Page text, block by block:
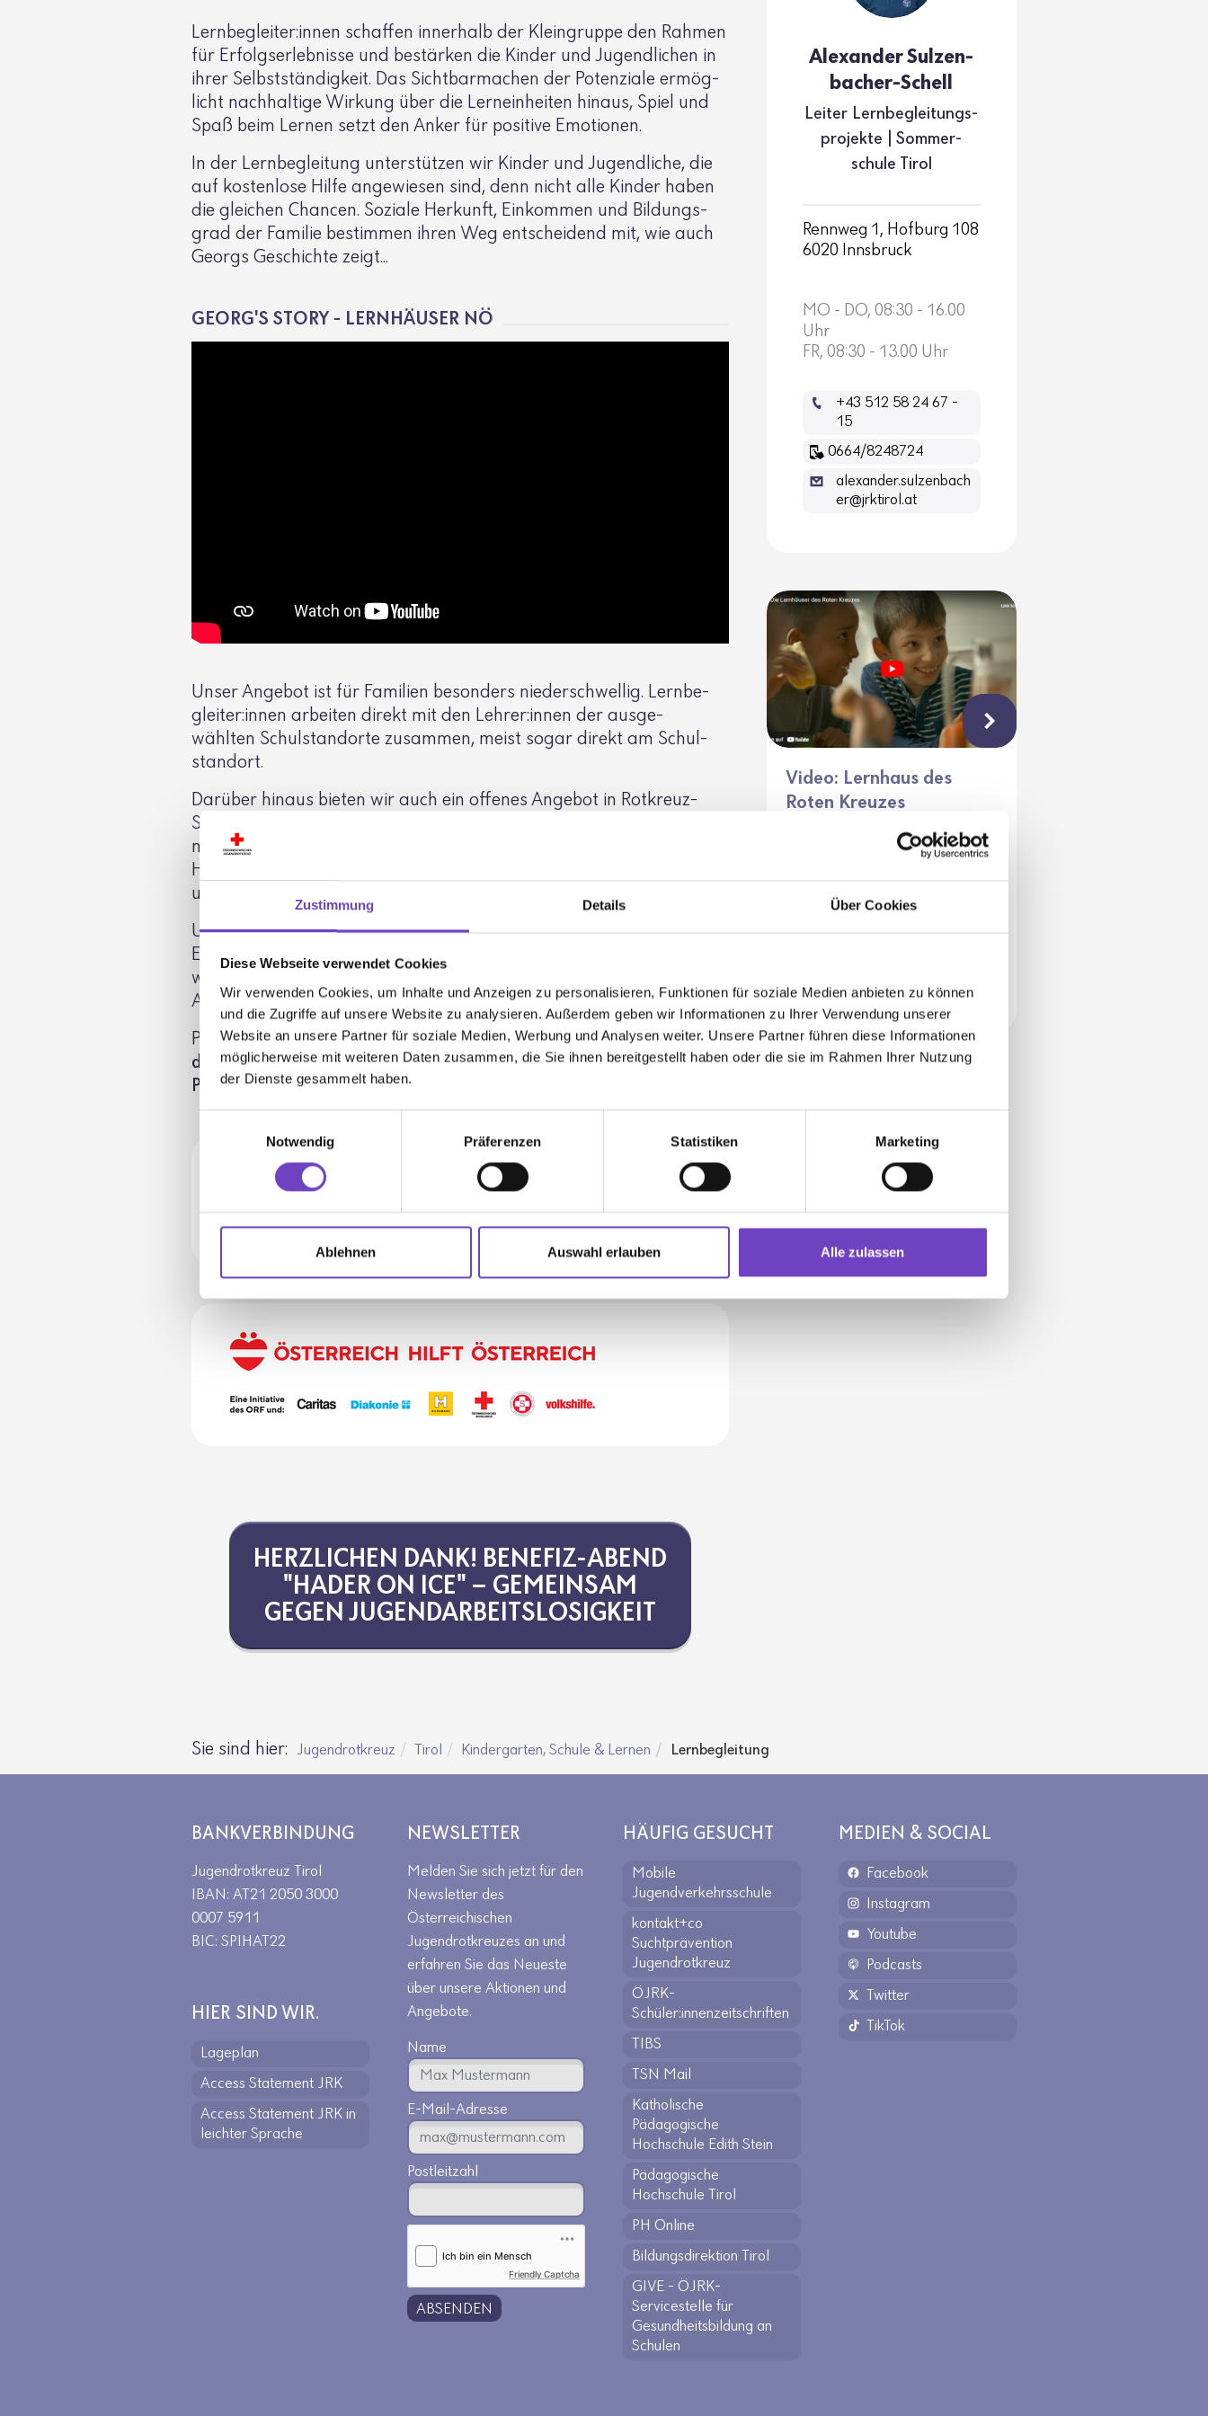
Zustimmung Details Über Cookies
Diese Webseite verwendet Cookies
Wir verwenden Cookies, um Inhalte und Anzeigen zu personalisieren, Funktionen für soziale Medien anbieten zu können
und die Zugriffe auf unsere Website zu analysieren. Außerdem geben wir Informationen zu Ihrer Verwendung unserer
Website an unsere Partner für soziale Medien, Werbung und Analysen weiter. Unsere Partner führen diese Informationen
möglicherweise mit weiteren Daten zusammen, die Sie ihnen bereitgestellt haben oder die sie im Rahmen Ihrer Nutzung
der Dienste gesammelt haben.
Notwendig
Präferenzen Statistiken Marketing
Ablehnen Auswahl erlauben Alle zulassen
Lern­be­gleiter:innen schaffen inner­halb der Klein­gruppe den Rahmen
für Erfolgs­er­leb­nisse und bestärken die Kinder und Jugend­li­chen in
ihrer Selbst­stän­dig­keit. Das Sicht­bar­ma­chen der Poten­ziale ermög­
licht nach­hal­tige Wirkung über die Lern­ein­heiten hinaus, Spiel und
Spaß beim Lernen setzt den Anker für posi­tive Emotionen.
In der Lern­be­glei­tung unter­stützen wir Kinder und Jugend­liche, die
auf kosten­lose Hilfe ange­wiesen sind, denn nicht alle Kinder haben
die glei­chen Chancen. Soziale Herkunft, Einkommen und Bildungs­
grad der Familie bestimmen ihren Weg entschei­dend mit, wie auch
Georgs Geschichte zeigt...
GEORG'S STORY - LERNHÄUSER NÖ
Unser Angebot ist für Fami­lien beson­ders nieder­schwellig. Lern­be­
gleiter:innen arbeiten direkt mit den Lehrer:innen der ausge­
wählten Schul­stand­orte zusammen, meist sogar direkt am Schul­
standort.
Darüber hinaus bieten wir auch ein offenes Angebot in Rotkreuz-
Stellen, Jugend­zen­tren und Rot-Kreuz-Lern­häu­sern. Zusätz­lich
nutzen wir die Möglich­keit der Online-Lern­be­glei­tung – eine aus den
Heraus­for­de­rungen der letzten Jahre entstan­dene Entwick­lung, die
uns neue wirk­same Wege aufge­zeigt hat.
Um den Bildungsweg nach­haltig zu gestalten, beraten wir auch
Eltern und nahe Bezugs­per­sonen in Lern- und Bildungs­fragen –
wo es die Ressourcen zulassen, unter­stützen wir in psycho­so­zialen
Anliegen.
Psycho­so­ziale Unter­stüt­zung im Rahmen der Lern­be­glei­tung:Geför­
dert aus Mitteln des Bundes­mi­nis­te­riums für Soziales, Gesund­heit,
Pflege und Konsu­men­ten­schutz.
HERZ­LI­CHEN DANK! BENEFIZ-ABEND
"HADER ON ICE" – GEMEINSAM
GEGEN JUGEND­AR­BEITS­LO­SIG­KEIT
Alex­ander Sulzen­
ba­cher-Schell
Leiter Lern­be­glei­tungs­
pro­jekte | Sommer­
schule Tirol
Rennweg 1, Hofburg 108
6020 Innsbruck
MO - DO, 08:30 - 16.00
Uhr
FR, 08:30 - 13.00 Uhr
+43 512 58 24 67 -
15
0664/8248724
alexander.sulzenbach
er@jrktirol.at
Video: Lernhaus des
Roten Kreuzes
Michael Kreihsl, Markus
Pauser und das Team von
e&a film haben uns ihre
Zeit, ihre Ideen und ihr
Können gespendet und
ziert.
Sie sind hier: Jugendrotkreuz Tirol Kindergarten, Schule & Lernen Lernbegleitung
BANKVERBINDUNG
Jugendrotkreuz Tirol
IBAN: AT21 2050 3000
0007 5911
BIC: SPIHAT22
HIER SIND WIR.
Lageplan
Access Statement JRK
Access Statement JRK in
leichter Sprache
NEWSLETTER
Melden Sie sich jetzt für den
Newsletter des
Österreichischen
Jugendrotkreuzes an und
erfahren Sie das Neueste
über unsere Aktionen und
Angebote.
Name
E-Mail-Adresse
Postleitzahl
Friendly Captcha
ABSENDEN
HÄUFIG GESUCHT
Mobile
Jugendverkehrsschule
kontakt+co
Suchtprävention
Jugendrotkreuz
ÖJRK-
Schüler:innenzeitschriften
TIBS
TSN Mail
Katholische
Pädagogische
Hochschule Edith Stein
Pädagogische
Hochschule Tirol
PH Online
Bildungsdirektion Tirol
GIVE - ÖJRK-
Servicestelle für
Gesundheitsbildung an
Schulen
MEDIEN & SOCIAL
Facebook
Instagram
Youtube
Podcasts
Twitter
TikTok